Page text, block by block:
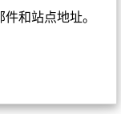
和站点地址。